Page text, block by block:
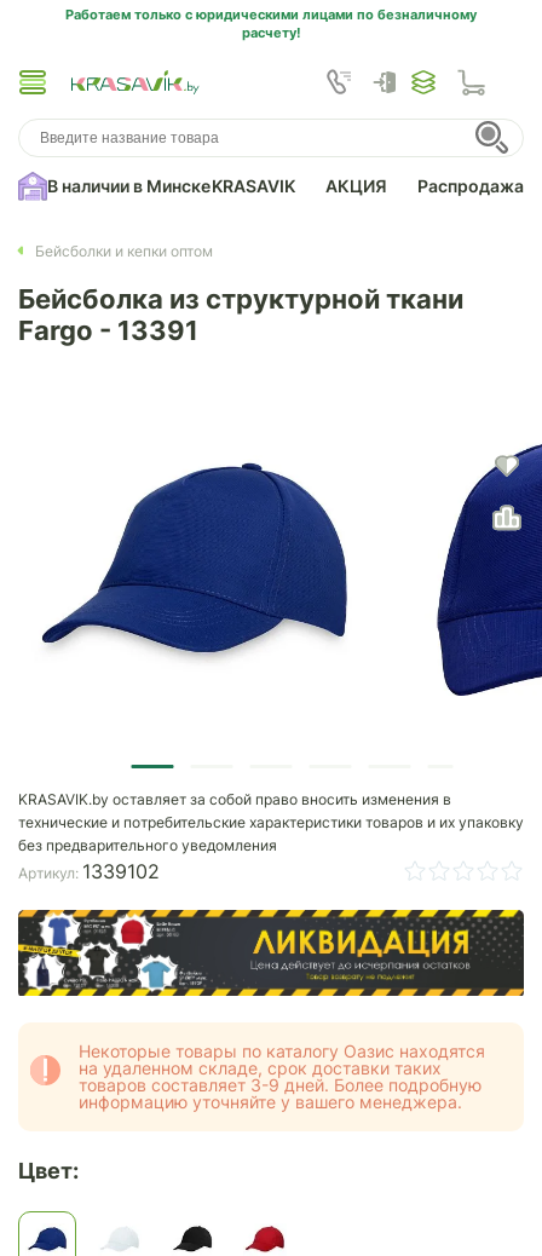
Работаем только с юридическими лицами по безналичному
расчету!
В наличии в МинскеKRASAVIK АКЦИЯ Распродажа
Бейсболки и кепки оптом
Бейсболка из структурной ткани
Fargo - 13391
KRASAVIK.by оставляет за собой право вносить изменения в
технические и потребительские характеристики товаров и их упаковку
без предварительного уведомления
Артикул: 1339102
Некоторые товары по каталогу Оазис находятся
на удаленном складе, срок доставки таких
товаров составляет 3-9 дней. Более подробную
информацию уточняйте у вашего менеджера.
Цвет: